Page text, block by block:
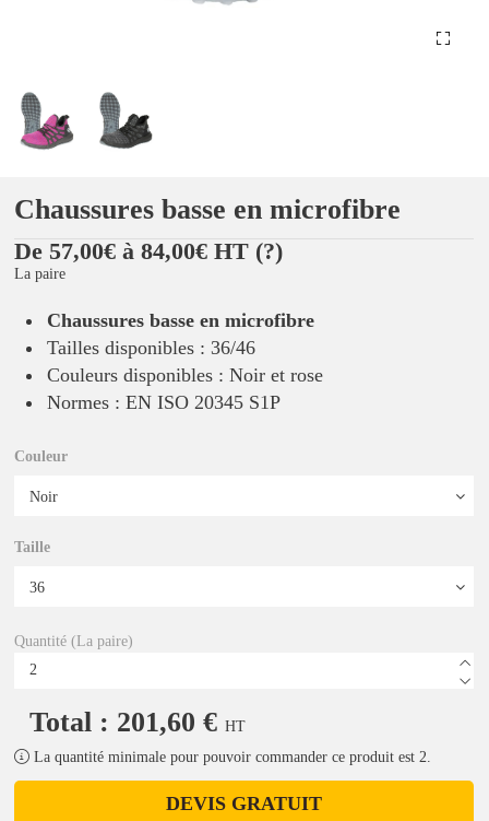
Chaussures basse en microfibre
De 57,00€ à 84,00€ HT (?)
La paire
Chaussures basse en microfibre
Tailles disponibles : 36/46
Couleurs disponibles : Noir et rose
Normes : EN ISO 20345 S1P
Couleur
Taille
Quantité (La paire)
Total : 201,60 € HT
La quantité minimale pour pouvoir commander ce produit est 2.
DEVIS GRATUIT